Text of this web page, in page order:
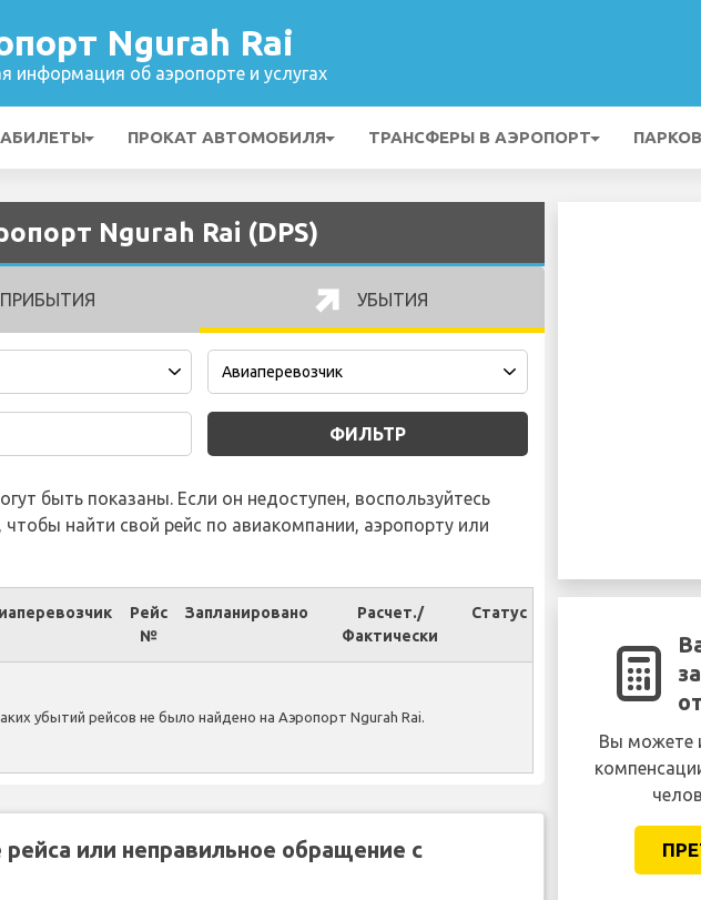
Ngurah Rai
информация об аэропорте и услугах
ПРОКАТ АВТОМОБИЛЯ ТРАНСФЕРЫ В АЭРОПОРТ
Ngurah Rai (DPS)
ПРИБЫТИЯ УБЫТИЯ
ФИЛЬТР
быть показаны. Если он недоступен, воспользуйтесь
найти свой рейс по авиакомпании, аэропорту или
Рейс
№
Запланировано
Расчет./
Фактически
Статус
убытий рейсов не было найдено на Аэропорт Ngurah Rai.
или неправильное обращение с
Вы можете